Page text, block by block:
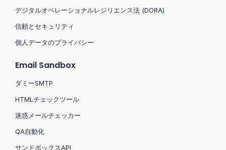
デジタルオペレーショナルレジリエンス法 (DORA)
信頼とセキュリティ
個人データのプライバシー
Email Sandbox
ダミーSMTP
HTMLチェックツール
迷惑メールチェッカー
QA自動化
サンドボックスAPI